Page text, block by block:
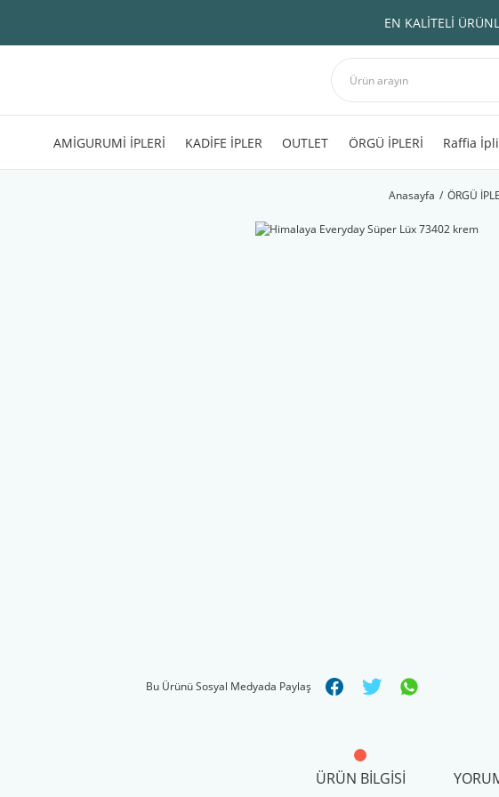
EN KALİTELİ
AMİGURUMİ İPLERİ KADİFE İPLER OUTLET ÖRGÜ İPLERİ Raffia
Anasayfa ÖRGÜ
Bu Ürünü Sosyal Medyada Paylaş
ÜRÜN BILGISI